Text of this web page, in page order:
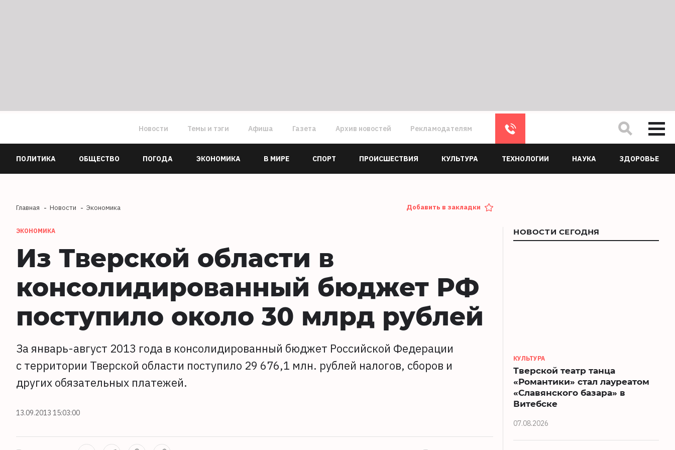
Новости Темы и тэги Афиша Газета Архив новостей Рекламодателям
ПОЛИТИКА ОБЩЕСТВО ПОГОДА ЭКОНОМИКА В МИРЕ СПОРТ ПРОИСШЕСТВИЯ КУЛЬТУРА ТЕХНОЛОГИИ НАУКА ЗДОРОВЬЕ
Главная Новости Экономика Добавить в закладки
ЭКОНОМИКА
Из Тверской области в
консолидированный бюджет РФ
поступило около 30 млрд рублей
За январь-август 2013 года в консолидированный бюджет Российской Федерации
с территории Тверской области поступило 29 676,1 млн. рублей налогов, сборов и
других обязательных платежей.
13.09.2013 15:03:00
НОВОСТИ СЕГОДНЯ
КУЛЬТУРА
Тверской театр танца
«Романтики» стал лауреатом
«Славянского базара» в
Витебске
07.08.2026